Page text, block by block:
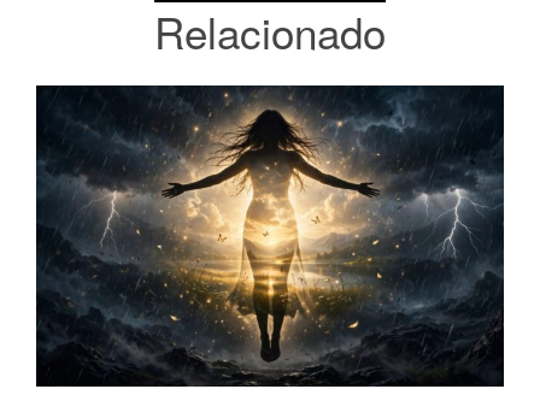
Relacionado